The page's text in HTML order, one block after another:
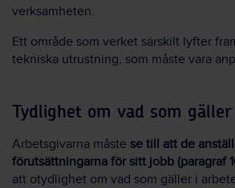
verksamheten.
Ett område som verket särskilt lyfter
tekniska utrustning, som måste vara
Tydlighet om vad som
Arbetsgivarna måste se till att de
förutsättningarna för sitt jobb (paragraf
att otydlighet om vad som gäller i